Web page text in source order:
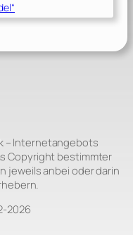
– Internetangebots
Copyright bestimmter
jeweils anbei oder darin